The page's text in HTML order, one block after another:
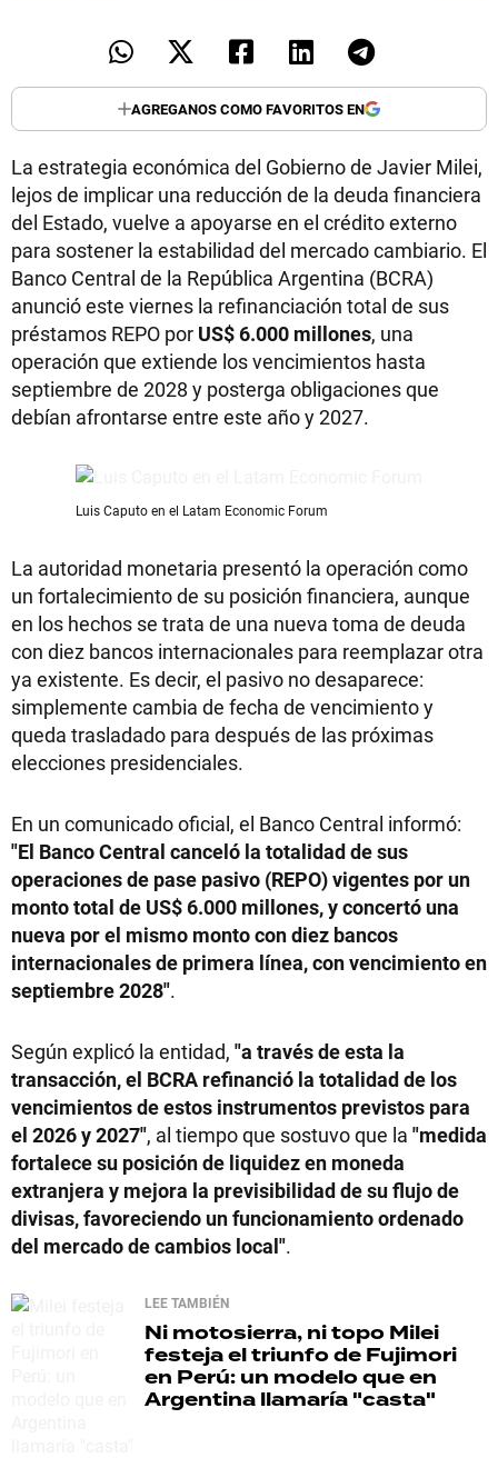
AGREGANOS COMO FAVORITOS EN
La estrategia económica del Gobierno de Javier Milei,
lejos de implicar una reducción de la deuda financiera
del Estado, vuelve a apoyarse en el crédito externo
para sostener la estabilidad del mercado cambiario. El
Banco Central de la República Argentina (BCRA)
anunció este viernes la refinanciación total de sus
préstamos REPO por US$ 6.000 millones, una
operación que extiende los vencimientos hasta
septiembre de 2028 y posterga obligaciones que
debían afrontarse entre este año y 2027.
Luis Caputo en el Latam Economic Forum
La autoridad monetaria presentó la operación como
un fortalecimiento de su posición financiera, aunque
en los hechos se trata de una nueva toma de deuda
con diez bancos internacionales para reemplazar otra
ya existente. Es decir, el pasivo no desaparece:
simplemente cambia de fecha de vencimiento y
queda trasladado para después de las próximas
elecciones presidenciales.
En un comunicado oficial, el Banco Central informó:
"El Banco Central canceló la totalidad de sus
operaciones de pase pasivo (REPO) vigentes por un
monto total de US$ 6.000 millones, y concertó una
nueva por el mismo monto con diez bancos
internacionales de primera línea, con vencimiento en
septiembre 2028".
Según explicó la entidad, "a través de esta la
transacción, el BCRA refinanció la totalidad de los
vencimientos de estos instrumentos previstos para
el 2026 y 2027", al tiempo que sostuvo que la "medida
fortalece su posición de liquidez en moneda
extranjera y mejora la previsibilidad de su flujo de
divisas, favoreciendo un funcionamiento ordenado
del mercado de cambios local".
LEE TAMBIÉN
Ni motosierra, ni topo Milei
festeja el triunfo de Fujimori
en Perú: un modelo que en
Argentina llamaría "casta"